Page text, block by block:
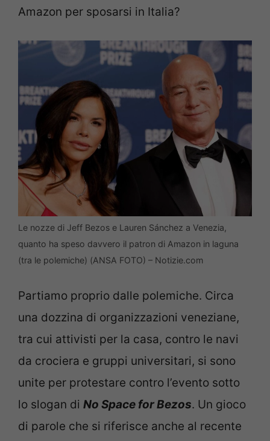
Amazon per sposarsi in Italia?
Le nozze di Jeff Bezos e Lauren Sánchez a Venezia,
quanto ha speso davvero il patron di Amazon in laguna
(tra le polemiche) (ANSA FOTO) – Notizie.com
Partiamo proprio dalle polemiche. Circa
una dozzina di organizzazioni veneziane,
tra cui attivisti per la casa, contro le navi
da crociera e gruppi universitari, si sono
unite per protestare contro l’evento sotto
lo slogan di No Space for Bezos. Un gioco
di parole che si riferisce anche al recente